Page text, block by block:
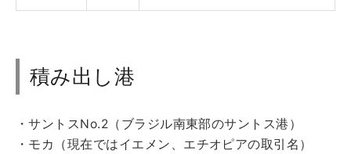
積み出し港
・サントスNo.2（ブラジル南東部のサントス港）
・モカ（現在ではイエメン、エチオピアの取引名）